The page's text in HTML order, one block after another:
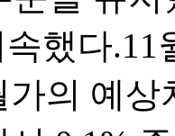
했다
가의 예